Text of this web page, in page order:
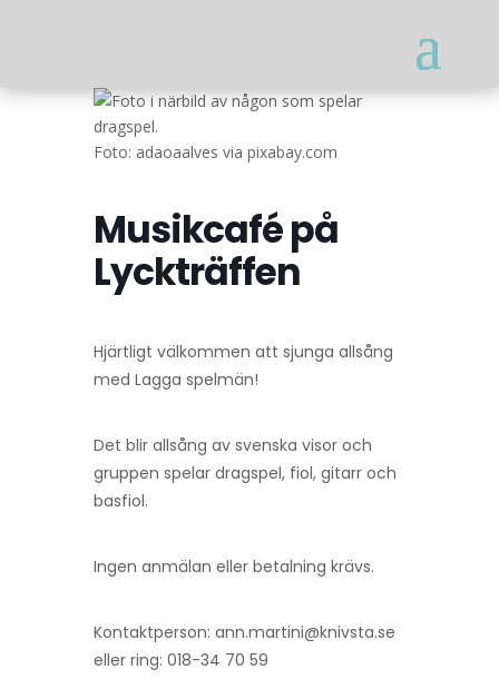
Foto: adaoaalves via pixabay.com
Musikcafé på
Lyckträffen
Hjärtligt välkommen att sjunga allsång
med Lagga spelmän!
Det blir allsång av svenska visor och
gruppen spelar dragspel, fiol, gitarr och
basfiol.
Ingen anmälan eller betalning krävs.
Kontaktperson: ann.martini@knivsta.se
eller ring: 018-34 70 59